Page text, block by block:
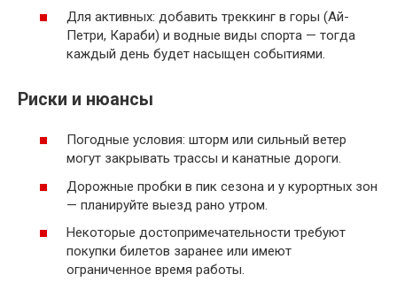
Для активных: добавить треккинг в горы (Ай-
Петри, Караби) и водные виды спорта — тогда
каждый день будет насыщен событиями.
Риски и нюансы
Погодные условия: шторм или сильный ветер
могут закрывать трассы и канатные дороги.
Дорожные пробки в пик сезона и у курортных зон
— планируйте выезд рано утром.
Некоторые достопримечательности требуют
покупки билетов заранее или имеют
ограниченное время работы.